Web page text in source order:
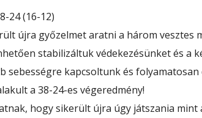
24 (16-12)
újra győzelmet aratni a három vesztes
stabilizáltuk védekezésünket és a
sebességre kapcsoltunk és
a 38-24-es végeredmény!
hogy sikerült újra úgy játszania